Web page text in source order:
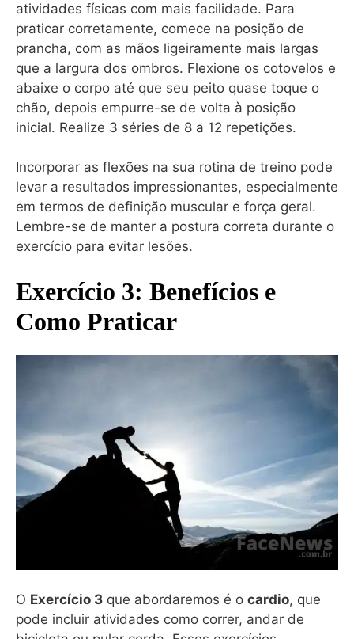
atividades físicas com mais facilidade. Para
praticar corretamente, comece na posição de
prancha, com as mãos ligeiramente mais largas
que a largura dos ombros. Flexione os cotovelos e
abaixe o corpo até que seu peito quase toque o
chão, depois empurre-se de volta à posição
inicial. Realize 3 séries de 8 a 12 repetições.
Incorporar as flexões na sua rotina de treino pode
levar a resultados impressionantes, especialmente
em termos de definição muscular e força geral.
Lembre-se de manter a postura correta durante o
exercício para evitar lesões.
Exercício 3: Benefícios e
Como Praticar
O Exercício 3 que abordaremos é o cardio, que
pode incluir atividades como correr, andar de